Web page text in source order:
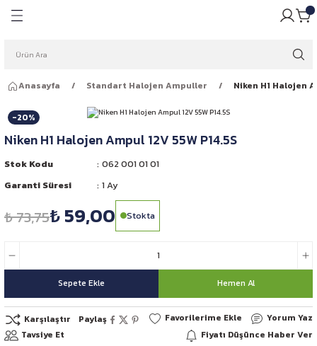
Ampulleri
Ampulleri
Ampulleri
Anasayfa Standart Halojen Ampuller Niken H1 Halojen
-20%
Niken H1 Halojen Ampul 12V 55W P14.5S
Stok Kodu
062 001 01 01
Garanti Süresi
1 Ay
₺ 73,75₺ 59,00 Stokta
Sepete Ekle Hemen Al
Karşılaştır Paylaş
Yorum Yaz
Tavsiye Et
Fiyatı Düşünce Haber Ver